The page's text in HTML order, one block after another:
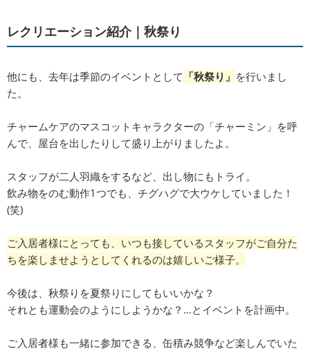
レクリエーション紹介｜秋祭り
他にも、去年は季節のイベントとして 「秋祭り」 を行いまし
た。
チャームケアのマスコットキャラクターの「チャーミン」を呼
んで、屋台を出したりして盛り上がりましたよ。
スタッフが二人羽織をするなど、出し物にもトライ。
飲み物をのむ動作1つでも、チグハグで大ウケしていました！
(笑)
ご入居者様にとっても、いつも接しているスタッフがご自分た
ちを楽しませようとしてくれるのは嬉しいご様子。
今後は、秋祭りを夏祭りにしてもいいかな？
それとも運動会のようにしようかな？…とイベントを計画中。
ご入居者様も一緒に参加できる、缶積み競争など楽しんでいた